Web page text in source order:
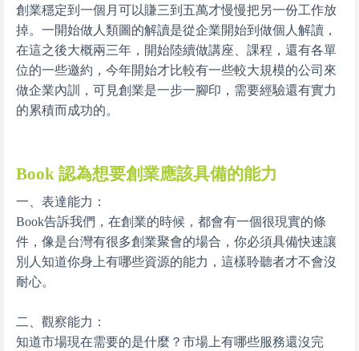
創業穩定到一個月可以賺三到五萬才慢慢把另一份工作放
掉。一開始做人類圖的解讀是從企業開始到做個人解讀，
在這之後大概兩三年，開始陸續做講座、課程，還有各單
位的一些邀約，今年開始才比較有一些較大規模的公司來
做企業內訓，可見創業是一步一腳印，需要經驗還有實力
的累積而成功的。
Book 認為想要創業應該具備的能力
一、表達能力：
Book告訴我們，在創業的時候，都會有一個很現實的條
件，像是台灣有很多創業聚會的場合，你必須具備快速讓
別人知道你身上有哪些資源的能力，這樣聆聽者才不會沒
耐心。
二、觀察能力：
知道市場現在需要的是什麼？市場上有哪些服務還沒完